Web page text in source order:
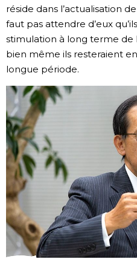
réside dans l’actualisation
faut pas attendre d’eux
stimulation à long terme de
bien même ils resteraient
longue période.